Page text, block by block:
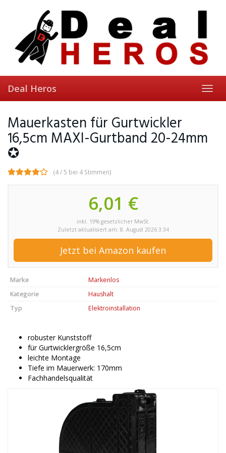
Deal Heros
Mauerkasten für Gurtwickler
16,5cm MAXI-Gurtband 20-24mm
✪
(4 / 5 bei 4 Stimmen)
6,01 €
inkl. 19% gesetzlicher MwSt.
Zuletzt aktualisiert am: 8. August 2026 3:34
Jetzt bei Amazon kaufen
Marke
Markenlos
Kategorie
Haushalt
Typ
Elektroinstallation
robuster Kunststoff
für Gurtwicklergröße 16,5cm
leichte Montage
Tiefe im Mauerwerk: 170mm
Fachhandelsqualität